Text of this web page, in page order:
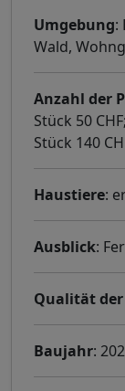
Umgebung:
Wald,
Anzahl der
Stück 50
Stück 140
Haustiere:
Ausblick:
Qualität
Baujahr: